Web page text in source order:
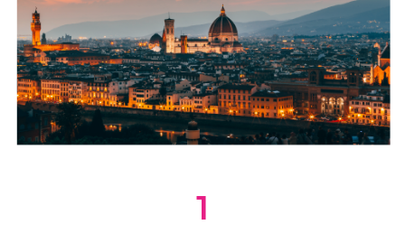
1